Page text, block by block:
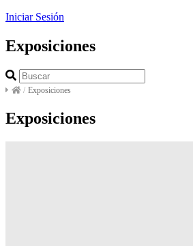
Iniciar Sesión
Exposiciones
/ Exposiciones
Exposiciones